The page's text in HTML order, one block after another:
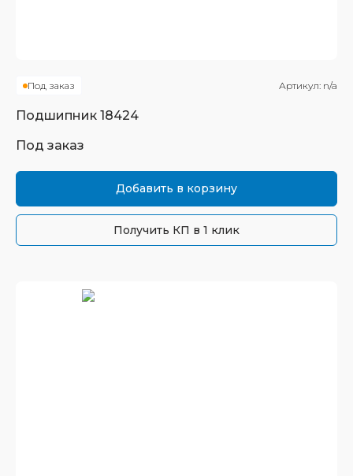
Под заказ Артикул: n/a
Подшипник 18424
Под заказ
Добавить в корзину
Получить КП в 1 клик